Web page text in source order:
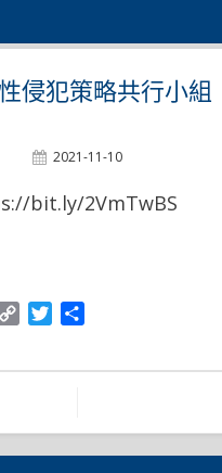
侵犯策略共行小組
Posted
2021-11-10
bit.ly/2VmTwBS
Email Copy
Twitter